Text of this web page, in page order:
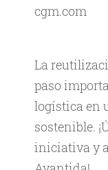
cgm.com
La
paso
logística en
sostenible.
iniciativa y